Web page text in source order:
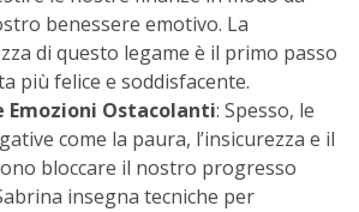
benessere emotivo. La
di questo legame è il primo passo
più felice e soddisfacente.
Emozioni Ostacolanti: Spesso, le
come la paura, l’insicurezza e il
bloccare il nostro progresso
insegna tecniche per